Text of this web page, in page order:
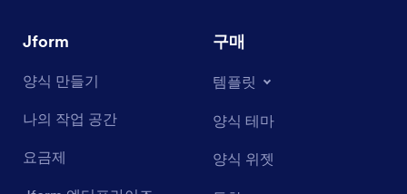
Jform
양식 만들기
나의 작업 공간
요금제
구매
템플릿
양식 테마
양식 위젯